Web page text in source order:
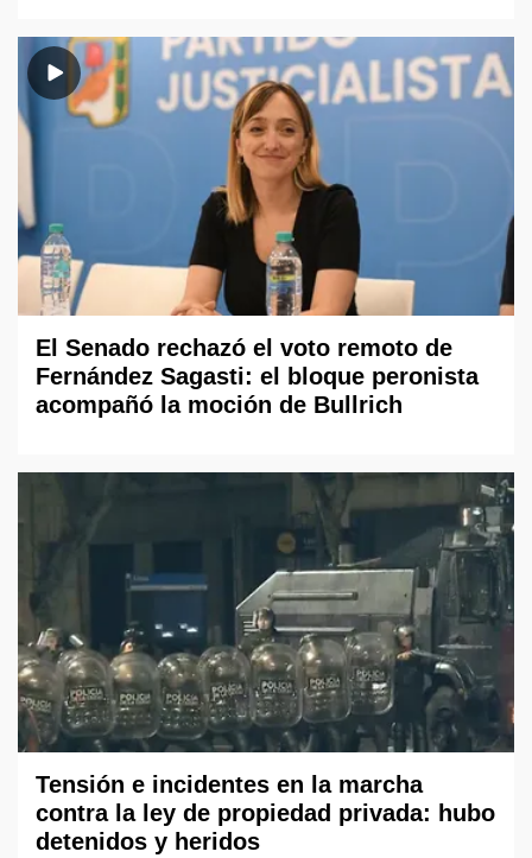
El Senado rechazó el voto remoto de
Fernández Sagasti: el bloque peronista
acompañó la moción de Bullrich
Tensión e incidentes en la marcha
contra la ley de propiedad privada: hubo
detenidos y heridos